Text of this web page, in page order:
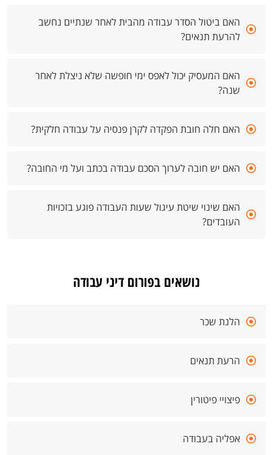
האם ביטול הסדר עבודה מהבית לאחר שנתיים נחשב
להרעת תנאים?
האם המעסיק יכול לאפס ימי חופשה שלא ניצלת לאחר
שנה?
האם חלה חובת הפקדה לקרן פנסיה על עבודה חלקית?
האם יש חובה לערוך הסכם עבודה בכתב ועל מי החובה?
האם שינוי שיטת עיגול שעות העבודה פוגע בזכויות
העובדים?
נושאים בפורום דיני עבודה
הלנת שכר
הרעת תנאים
פיצויי פיטורין
אפליה בעבודה